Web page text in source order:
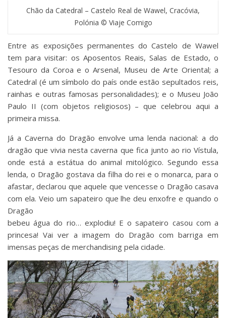
Chão da Catedral – Castelo Real de Wawel, Cracóvia,
Polónia © Viaje Comigo
Entre as exposições permanentes do Castelo de Wawel
tem para visitar: os Aposentos Reais, Salas de Estado, o
Tesouro da Coroa e o Arsenal, Museu de Arte Oriental; a
Catedral (é um símbolo do país onde estão sepultados reis,
rainhas e outras famosas personalidades); e o Museu João
Paulo II (com objetos religiosos) – que celebrou aqui a
primeira missa.
Já a Caverna do Dragão envolve uma lenda nacional: a do
dragão que vivia nesta caverna que fica junto ao rio Vístula,
onde está a estátua do animal mitológico. Segundo essa
lenda, o Dragão gostava da filha do rei e o monarca, para o
afastar, declarou que aquele que vencesse o Dragão casava
com ela. Veio um sapateiro que lhe deu enxofre e quando o
Dragão
bebeu água do rio… explodiu! E o sapateiro casou com a
princesa! Vai ver a imagem do Dragão com barriga em
imensas peças de merchandising pela cidade.